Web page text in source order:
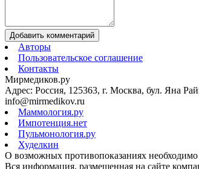
Добавить комментарий
Авторы
Пользовательское соглашение
Контакты
Мирмедиков.ру
Адрес: Россия, 125363, г. Москва, бул. Яна
info@mirmedikov.ru
Маммология.ру
Импотенция.нет
Пульмонология.ру
Худелкин
О возможных противопоказаниях необходимо
Вся информация, размещенная на сайте